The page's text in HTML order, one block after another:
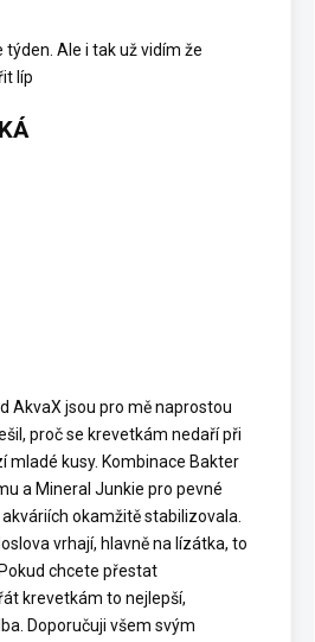
Ale i tak už vidím že
líp
AkvaX jsou pro mě naprostou
proč se krevetkám nedaří při
mladé kusy. Kombinace Bakter
a Mineral Junkie pro pevné
okamžitě stabilizovala.
vrhají, hlavně na lízátka, to
chcete přestat
krevetkám to nejlepší,
Doporučuji všem svým